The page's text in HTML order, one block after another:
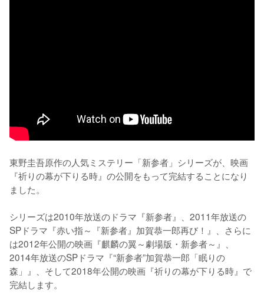
東野圭吾原作の人気ミステリー「新参者」シリーズが、映画
『祈りの幕が下りる時』の公開をもって完結することになり
ました。
シリーズは2010年放送のドラマ『新参者』、2011年放送の
SPドラマ『赤い指～『新参者』加賀恭一郎再び！』、さらに
は2012年公開の映画『麒麟の翼～劇場版・新参者～』、
2014年放送のSPドラマ『“新参者”加賀恭一郎「眠りの
森」』、そして2018年公開の映画『祈りの幕が下りる時』で
完結します。